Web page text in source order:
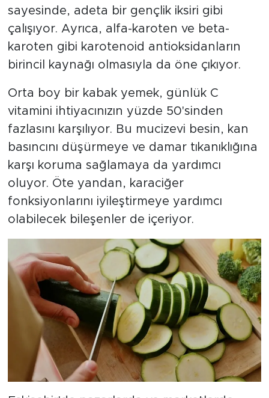
sayesinde, adeta bir gençlik iksiri gibi
çalışıyor. Ayrıca, alfa-karoten ve beta-
karoten gibi karotenoid antioksidanların
birincil kaynağı olmasıyla da öne çıkıyor.
Orta boy bir kabak yemek, günlük C
vitamini ihtiyacınızın yüzde 50'sinden
fazlasını karşılıyor. Bu mucizevi besin, kan
basıncını düşürmeye ve damar tıkanıklığına
karşı koruma sağlamaya da yardımcı
oluyor. Öte yandan, karaciğer
fonksiyonlarını iyileştirmeye yardımcı
olabilecek bileşenler de içeriyor.